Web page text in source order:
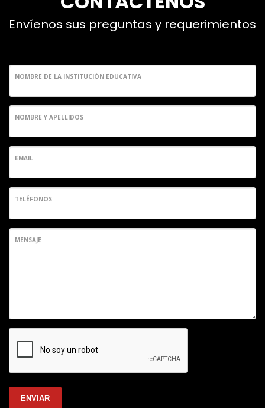
Envíenos sus preguntas y requerimientos
NOMBRE DE LA INSTITUCIÓN EDUCATIVA
NOMBRE Y APELLIDOS
EMAIL
TELÉFONOS
MENSAJE
ENVIAR